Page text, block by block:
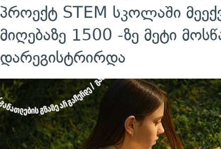
პროექტ STEM სკოლაში
მიღებაზე 1500 -ზე მეტი
დარეგისტრირდა